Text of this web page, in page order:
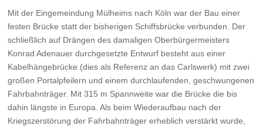
Mit der Eingemeindung Mülheims nach Köln war der Bau einer
festen Brücke statt der bisherigen Schiffsbrücke verbunden. Der
schließlich auf Drängen des damaligen Oberbürgermeisters
Konrad Adenauer durchgesetzte Entwurf besteht aus einer
Kabelhängebrücke (dies als Referenz an das Carlswerk) mit zwei
großen Portalpfeilern und einem durchlaufenden, geschwungenen
Fahrbahnträger. Mit 315 m Spannweite war die Brücke die bis
dahin längste in Europa. Als beim Wiederaufbau nach der
Kriegszerstörung der Fahrbahnträger erheblich verstärkt wurde,